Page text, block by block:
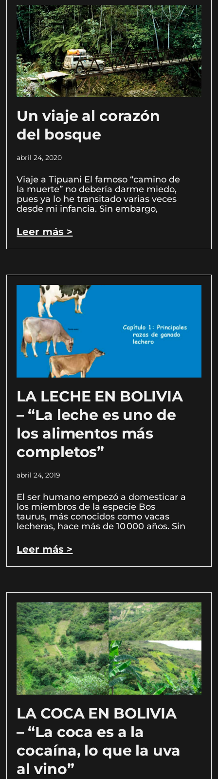
Un viaje al corazón
del bosque
abril 24, 2020
Viaje a Tipuani El famoso “camino de
la muerte” no debería darme miedo,
pues ya lo he transitado varias veces
desde mi infancia. Sin embargo,
Leer más >
LA LECHE EN BOLIVIA
– “La leche es uno de
los alimentos más
completos”
abril 24, 2019
El ser humano empezó a domesticar a
los miembros de la especie Bos
taurus, más conocidos como vacas
lecheras, hace más de 10 000 años. Sin
Leer más >
LA COCA EN BOLIVIA
– “La coca es a la
cocaína, lo que la uva
al vino”